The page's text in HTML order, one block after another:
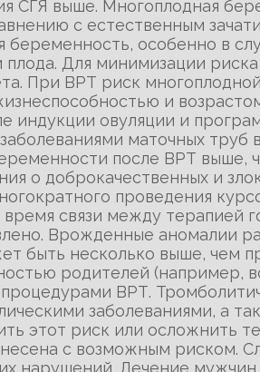
СГЯ выше. Многоплодная
с естественным
беременность, особенно в
плода. Для минимизации
При ВРТ риск
и
индукции овуляции и
маточных
после ВРТ выше,
о доброкачественных и
проведения
связи между терапией
Врожденные аномалии
быть несколько выше, чем
родителей (например,
ВРТ.
заболеваниями, а
этот риск или осложнить
с возможным риском.
нарушений. Лечение